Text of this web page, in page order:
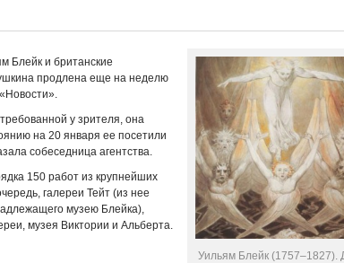
Уильям Блейк (1757–1827).
Блейк и британские
продлена еще на неделю
у зрителя, она
на 20 января ее посетили
собеседница агентства.
150 работ из крупнейших
галереи Тейт (из нее
музею Блейка),
музея Виктории и Альберта.